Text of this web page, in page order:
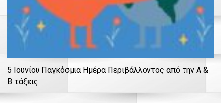
5 Ιουνίου Παγκόσμια Ημέρα Περιβάλλοντος από την Α &
Β τάξεις